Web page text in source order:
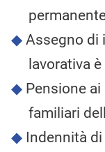
Assegno di
lavorativa
Pensione
familiari
Indennità